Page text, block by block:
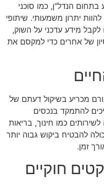
הנדל"ן, כמו סוכני
יתרון משמעותי. שיתופי
לקבל מידע עדכני על השוק,
של אחרים כדי למקסם את
מכריע בשיקול דעתם של
להתמקד בנכסים
כמו חינוך, בריאות
להבטיח ביקוש גבוה יותר
זמן.
חוקיים